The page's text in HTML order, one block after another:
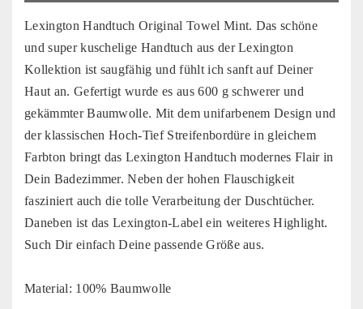
Lexington Handtuch Original Towel Mint. Das schöne
und super kuschelige Handtuch aus der Lexington
Kollektion ist saugfähig und fühlt ich sanft auf Deiner
Haut an. Gefertigt wurde es aus 600 g schwerer und
gekämmter Baumwolle. Mit dem unifarbenem Design und
der klassischen Hoch-Tief Streifenbordüre in gleichem
Farbton bringt das Lexington Handtuch modernes Flair in
Dein Badezimmer. Neben der hohen Flauschigkeit
fasziniert auch die tolle Verarbeitung der Duschtücher.
Daneben ist das Lexington-Label ein weiteres Highlight.
Such Dir einfach Deine passende Größe aus.
Material: 100% Baumwolle